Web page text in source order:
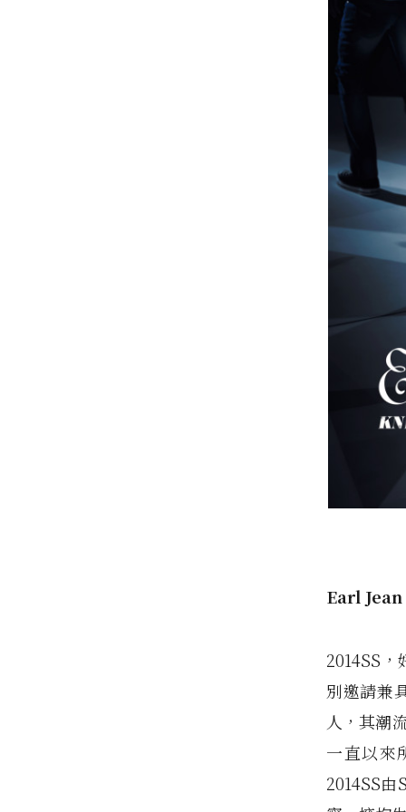
Earl Jean
2014SS
別邀請兼
人，其潮
一直以來
2014SS